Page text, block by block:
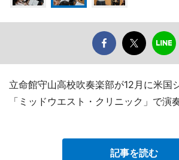
立命館守山高校吹奏楽部が12月に米国
「ミッドウエスト・クリニック」で演
記事を読む